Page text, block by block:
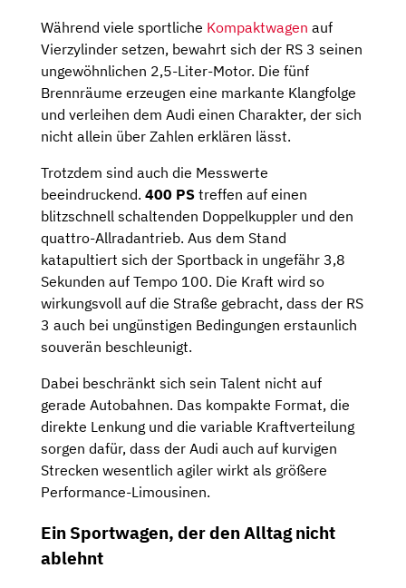
Während viele sportliche Kompaktwagen auf
Vierzylinder setzen, bewahrt sich der RS 3 seinen
ungewöhnlichen 2,5-Liter-Motor. Die fünf
Brennräume erzeugen eine markante Klangfolge
und verleihen dem Audi einen Charakter, der sich
nicht allein über Zahlen erklären lässt.
Trotzdem sind auch die Messwerte
beeindruckend. 400 PS treffen auf einen
blitzschnell schaltenden Doppelkuppler und den
quattro-Allradantrieb. Aus dem Stand
katapultiert sich der Sportback in ungefähr 3,8
Sekunden auf Tempo 100. Die Kraft wird so
wirkungsvoll auf die Straße gebracht, dass der RS
3 auch bei ungünstigen Bedingungen erstaunlich
souverän beschleunigt.
Dabei beschränkt sich sein Talent nicht auf
gerade Autobahnen. Das kompakte Format, die
direkte Lenkung und die variable Kraftverteilung
sorgen dafür, dass der Audi auch auf kurvigen
Strecken wesentlich agiler wirkt als größere
Performance-Limousinen.
Ein Sportwagen, der den Alltag nicht
ablehnt